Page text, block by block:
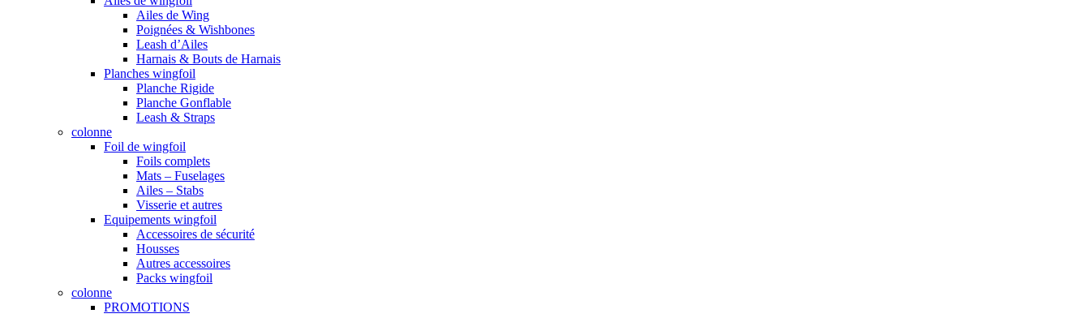
Ailes de Wing
Poignées & Wishbones
Leash d’Ailes
Harnais & Bouts de Harnais
Planches wingfoil
Planche Rigide
Planche Gonflable
Leash & Straps
colonne
Foil de wingfoil
Foils complets
Mats – Fuselages
Ailes – Stabs
Visserie et autres
Equipements wingfoil
Accessoires de sécurité
Housses
Autres accessoires
Packs wingfoil
colonne
PROMOTIONS